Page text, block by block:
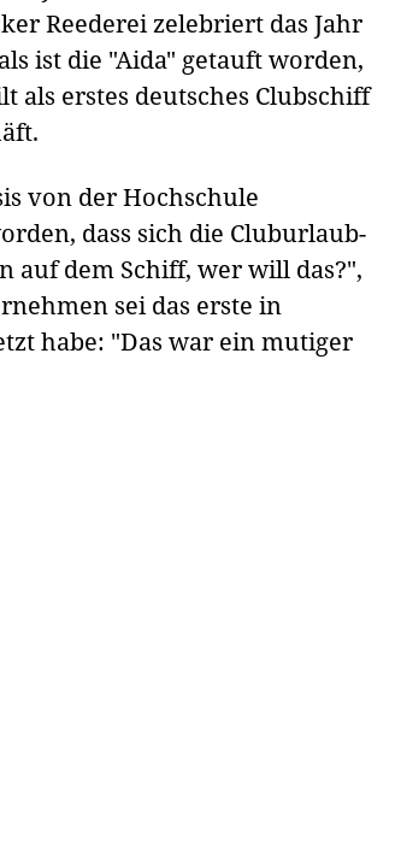
Reederei zelebriert das Jahr
ist die "Aida" getauft worden,
als erstes deutsches Clubschiff
von der Hochschule
dass sich die Cluburlaub-
auf dem Schiff, wer will das?",
sei das erste in
habe: "Das war ein mutiger